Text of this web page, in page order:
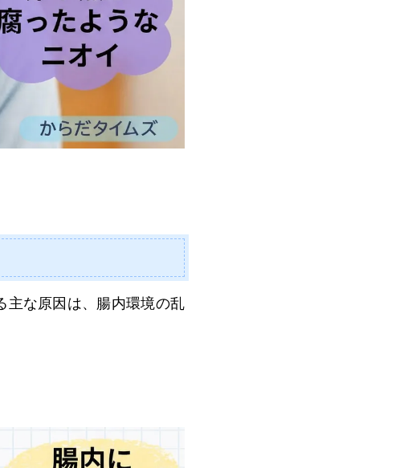
主な原因は、腸内環境の乱